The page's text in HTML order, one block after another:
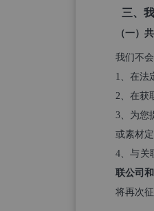
三、
（一）
我们不
1、在法
2、在获
3、为您
或素材
4、与关
联公司
将再次